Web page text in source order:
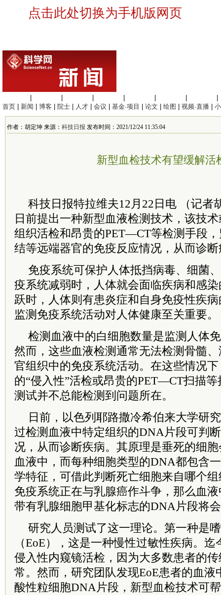
点击此处切换为手机版网页
首页
新闻 博客 院士 人才 会议 基金·项目 论文 绘图 视频·直播
作者：胡定坤 来源： 科技日报 发布时间：2021/12/24 11:35:04
新型血检技术有望缓解活
科技日报特拉维夫12月22日电 （记者
日前提出一种新型血液检测技术，该技
组织活检和昂贵的PET—CT等检测手段
结等远端器官的免疫反应情况，从而诊
免疫系统可保护人体抵挡病毒、细菌
疫系统减弱时，人体就会面临疾病和感
跃时，人体则有患炎症和自身免疫性疾
监测免疫系统活动对人体健康至关重要。
检测血液中的白细胞数量是监测人体
然而，这些血液检测通常无法检测骨髓
官组织中的免疫系统活动。在这些情况
的“侵入性”活检或昂贵的PET—CT扫描
测试并不总能检测到问题所在。
日前，以色列耶路撒冷希伯来大学研
过检测血液中特定组织的DNA片段可判
况，从而诊断疾病。其原理是垂死的细
血液中，而每种细胞类型的DNA都包含
学特征，可借此判断死亡细胞来自哪个
免疫系统正在与乳腺癌作斗争 ，那么血
带有乳腺细胞甲基化标志的DNA片段将
研究人员测试了这一理论。第一种是
（EoE），这是一种慢性过敏性疾病。
侵入性内窥镜活检，因为大多数患者的
常。然而，研究团队发现EoE患者的血
酸性粒细胞DNA片段，新型血检技术可